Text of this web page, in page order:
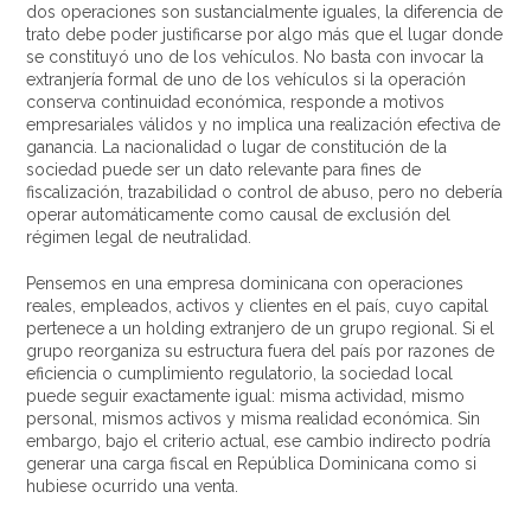
dos operaciones son sustancialmente iguales, la diferencia de
trato debe poder justificarse por algo más que el lugar donde
se constituyó uno de los vehículos. No basta con invocar la
extranjería formal de uno de los vehículos si la operación
conserva continuidad económica, responde a motivos
empresariales válidos y no implica una realización efectiva de
ganancia. La nacionalidad o lugar de constitución de la
sociedad puede ser un dato relevante para fines de
fiscalización, trazabilidad o control de abuso, pero no debería
operar automáticamente como causal de exclusión del
régimen legal de neutralidad.
Pensemos en una empresa dominicana con operaciones
reales, empleados, activos y clientes en el país, cuyo capital
pertenece a un holding extranjero de un grupo regional. Si el
grupo reorganiza su estructura fuera del país por razones de
eficiencia o cumplimiento regulatorio, la sociedad local
puede seguir exactamente igual: misma actividad, mismo
personal, mismos activos y misma realidad económica. Sin
embargo, bajo el criterio actual, ese cambio indirecto podría
generar una carga fiscal en República Dominicana como si
hubiese ocurrido una venta.